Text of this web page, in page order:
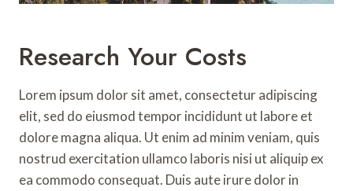
Research Your Costs
Lorem ipsum dolor sit amet, consectetur adipiscing
elit, sed do eiusmod tempor incididunt ut labore et
dolore magna aliqua. Ut enim ad minim veniam, quis
nostrud exercitation ullamco laboris nisi ut aliquip ex
ea commodo consequat. Duis aute irure dolor in